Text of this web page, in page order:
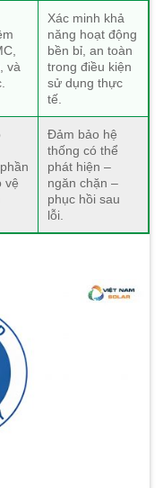
và
Xác minh khả
năng hoạt động
bền bỉ, an toàn
trong điều kiện
sử dụng thực
tế.
vệ
Đảm bảo hệ
thống có thể
phát hiện –
ngăn chặn –
phục hồi sau
lỗi.